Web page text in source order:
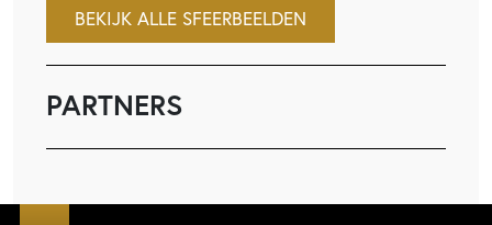
BEKIJK ALLE SFEERBEELDEN
PARTNERS